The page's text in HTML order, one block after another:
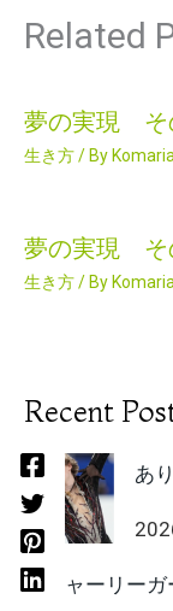
Related
夢の実現
生き方/ By
夢の実現 そ
生き方/ By
Recent
あ
メジャーリー